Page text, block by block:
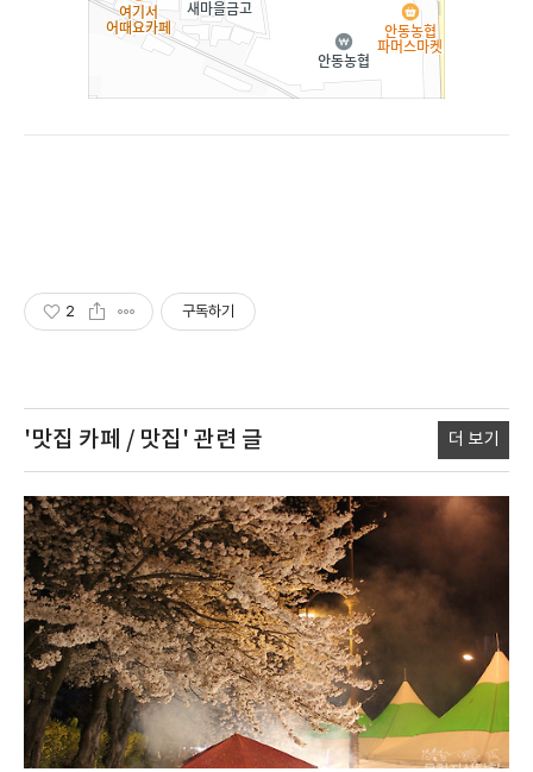
2 구독하기
'맛집 카페 / 맛집' 관련 글 더 보기